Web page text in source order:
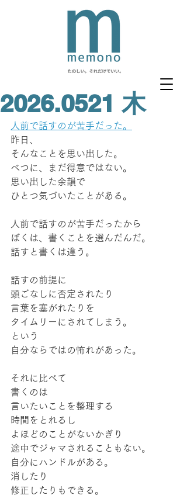
2026.0521 木
人前で話すのが苦手だった。
昨日、
そんなことを思い出した。
べつに、まだ得意ではない。
思い出した余韻で
ひとつ気づいたことがある。
人前で話すのが苦手だったから
ぼくは、書くことを選んだんだ。
話すと書くは違う。
話すの前提に
頭ごなしに否定されたり
言葉を塞がれたりを
タイムリーにされてしまう。
という
自分ならではの怖れがあった。
それに比べて
書くのは
言いたいことを整理する
時間をとれるし
よほどのことがないかぎり
途中でジャマされることもない。
自分にハンドルがある。
消したり
修正したりもできる。